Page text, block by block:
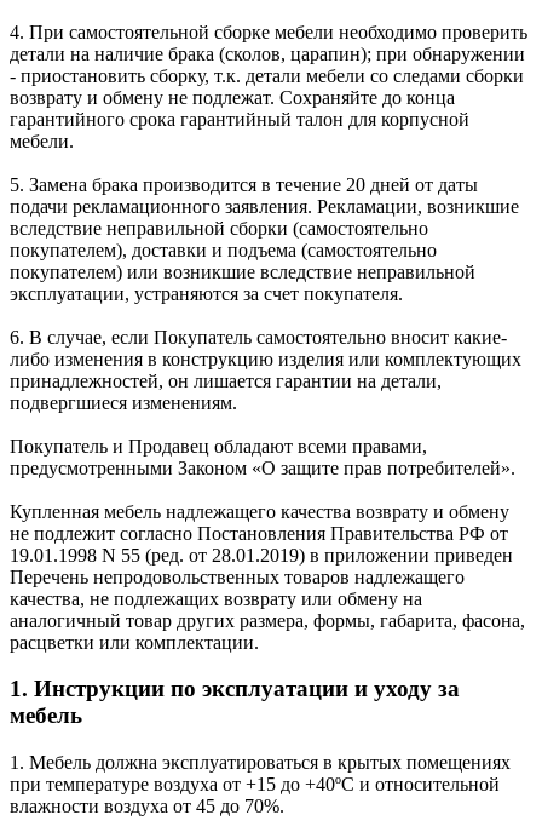
4. При самостоятельной сборке мебели необходимо проверить
детали на наличие брака (сколов, царапин); при обнаружении
- приостановить сборку, т.к. детали мебели со следами сборки
возврату и обмену не подлежат. Сохраняйте до конца
гарантийного срока гарантийный талон для корпусной
мебели.
5. Замена брака производится в течение 20 дней от даты
подачи рекламационного заявления. Рекламации, возникшие
вследствие неправильной сборки (самостоятельно
покупателем), доставки и подъема (самостоятельно
покупателем) или возникшие вследствие неправильной
эксплуатации, устраняются за счет покупателя.
6. В случае, если Покупатель самостоятельно вносит какие-
либо изменения в конструкцию изделия или комплектующих
принадлежностей, он лишается гарантии на детали,
подвергшиеся изменениям.
Покупатель и Продавец обладают всеми правами,
предусмотренными Законом «О защите прав потребителей».
Купленная мебель надлежащего качества возврату и обмену
не подлежит согласно Постановления Правительства РФ от
19.01.1998 N 55 (ред. от 28.01.2019) в приложении приведен
Перечень непродовольственных товаров надлежащего
качества, не подлежащих возврату или обмену на
аналогичный товар других размера, формы, габарита, фасона,
расцветки или комплектации.
1. Инструкции по эксплуатации и уходу за
мебель
1. Мебель должна эксплуатироваться в крытых помещениях
при температуре воздуха от +15 до +40ºС и относительной
влажности воздуха от 45 до 70%.